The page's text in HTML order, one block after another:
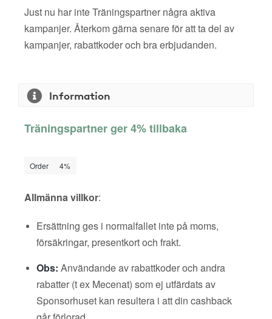
Just nu har inte Träningspartner några aktiva
kampanjer. Återkom gärna senare för att ta del av
kampanjer, rabattkoder och bra erbjudanden.
Information
Träningspartner ger 4% tillbaka
Order 4%
Allmänna villkor:
Ersättning ges i normalfallet inte på moms,
försäkringar, presentkort och frakt.
Obs: Användande av rabattkoder och andra
rabatter (t ex Mecenat) som ej utfärdats av
Sponsorhuset kan resultera i att din cashback